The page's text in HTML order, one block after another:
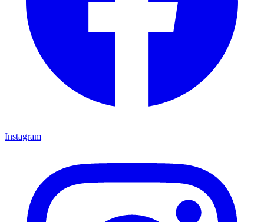
Instagram